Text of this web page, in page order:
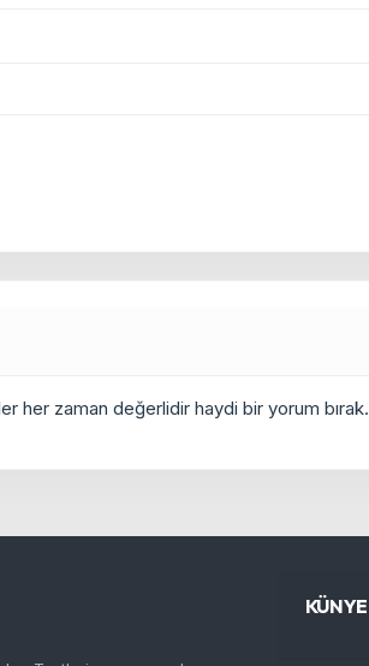
her zaman değerlidir haydi bir yorum bırak.
KÜNYE